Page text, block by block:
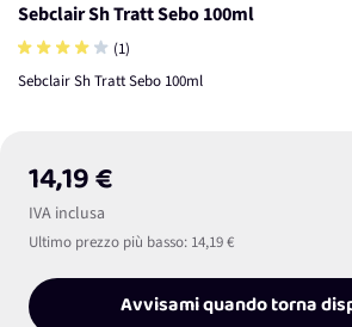
Sebclair Sh Tratt Sebo 100ml
(1)
Sebclair Sh Tratt Sebo 100ml
14,19 €
IVA inclusa
Ultimo prezzo più basso: 14,19 €
Avvisami quando torna